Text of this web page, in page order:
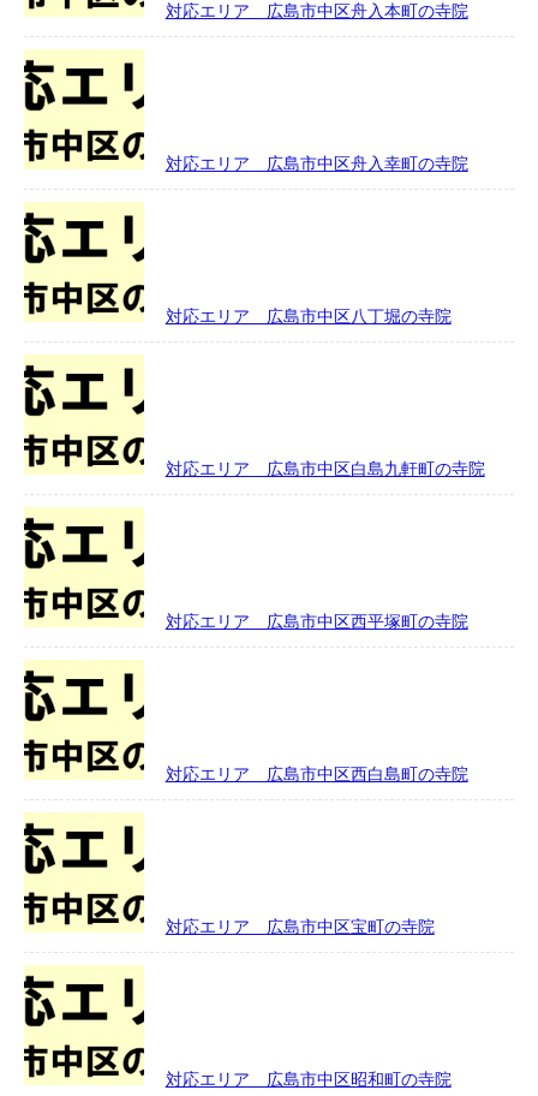
対応エリア 広島市中区舟入本町の寺院
対応エリア 広島市中区舟入幸町の寺院
対応エリア 広島市中区八丁堀の寺院
対応エリア 広島市中区白島九軒町の寺院
対応エリア 広島市中区西平塚町の寺院
対応エリア 広島市中区西白島町の寺院
対応エリア 広島市中区宝町の寺院
対応エリア 広島市中区昭和町の寺院